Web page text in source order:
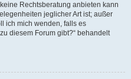
Rechtsberatung anbieten kann
jeglicher Art ist; außer
ich mich wenden, falls es
diesem Forum gibt?“ behandelt